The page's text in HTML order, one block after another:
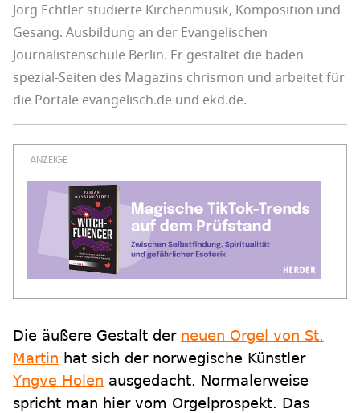
Jörg Echtler studierte Kirchenmusik, Komposition und
Gesang. Ausbildung an der Evangelischen
Journalistenschule Berlin. Er gestaltet die baden
spezial-Seiten des Magazins chrismon und arbeitet für
die Portale evangelisch.de und ekd.de.
Die äußere Gestalt der neuen Orgel von St.
Martin hat sich der norwegische Künstler
Yngve Holen ausgedacht. Normalerweise
spricht man hier vom Orgelprospekt. Das